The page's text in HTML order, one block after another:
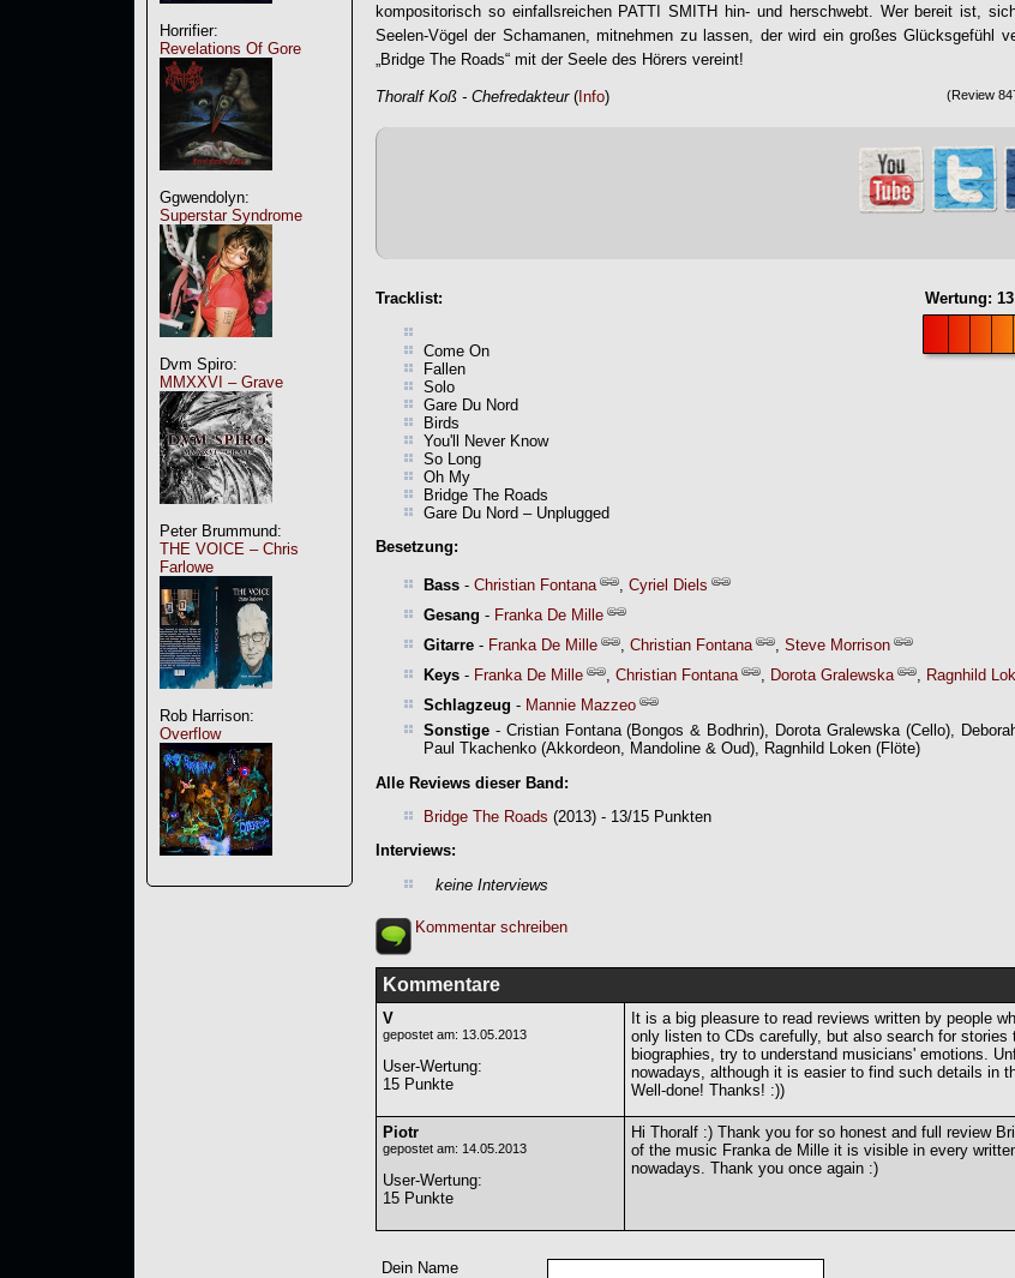
Horrifier:
Revelations Of Gore
Ggwendolyn:
Superstar Syndrome
Dvm Spiro:
MMXXVI – Grave
Peter Brummund:
THE VOICE – Chris
Farlowe
Rob Harrison:
Overflow
kompositorisch so einfallsreichen PATTI SMITH hin- und herschwebt. Wer bereit ist,
Seelen-Vögel der Schamanen, mitnehmen zu lassen, der wird ein großes Glücksgefühl
Bridge The Roads“ mit der Seele des Hörers vereint!
Thoralf Koß - Chefredakteur( Info) (Review
Wertung: 13
Tracklist:
Come On
Fallen
Solo
Gare Du Nord
Birds
You'll Never Know
So Long
Oh My
Bridge The Roads
Gare Du Nord – Unplugged
Besetzung:
Bass - Christian Fontana , Cyriel Diels
Gesang - Franka De Mille
Gitarre - Franka De Mille , Christian Fontana , Steve Morrison
Keys - Franka De Mille , Christian Fontana , Dorota Gralewska , Ragnhild
Schlagzeug - Mannie Mazzeo
Sonstige - Cristian Fontana (Bongos & Bodhrin), Dorota Gralewska (Cello),
Paul Tkachenko (Akkordeon, Mandoline & Oud), Ragnhild Loken (Flöte)
Alle Reviews dieser Band:
Bridge The Roads (2013) - 13/15 Punkten
Interviews:
keine Interviews
Kommentar schreiben
Kommentare
V
gepostet am: 13.05.2013
User-Wertung:
15 Punkte
It is a big pleasure to read reviews written by people
only listen to CDs carefully, but also search for stories
biographies, try to understand musicians' emotions.
nowadays, although it is easier to find such details in
Well-done! Thanks! :))
Piotr
gepostet am: 14.05.2013
User-Wertung:
15 Punkte
Hi Thoralf :) Thank you for so honest and full review
of the music Franka de Mille it is visible in every
nowadays. Thank you once again :)
Dein Name